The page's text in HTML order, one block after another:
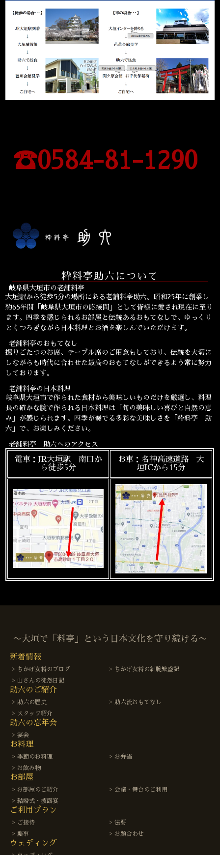
☎0584-81-1290
粋料亭助六について
岐阜県大垣市の老舗料亭
大垣駅から徒歩5分の場所にある老舗料亭助六。昭和25年に創業し
約65年間「岐阜県大垣市の応接間」として皆様に愛され現在に至り
ます。四季を感じられるお部屋と伝統あるおもてなしで、ゆっくり
とくつろぎながら日本料理とお酒を楽しんでいただけます。
老舗料亭のおもてなし
掘りごたつのお席、テーブル席のご用意もしており、伝統を大切に
しながらも時代に合わせた最高のおもてなしができるよう常に努力
しております。
老舗料亭の日本料理
岐阜県大垣市で作られた食材から美味しいものだけを厳選し、料理
長の確かな腕で作られる日本料理は「旬の美味しい喜びと自然の恵
み」が感じられます。四季が奏でる多彩な美味しさを「粋料亭 助
六」で、お楽しみください。
老舗料亭 助六へのアクセス
電車：JR大垣駅 南口か
ら徒歩5分
お車：名神高速道路 大
垣ICから15分
〜大垣で「料亭」という日本文化を守り続ける〜
新着情報
ちかげ女将のブログ
ちかげ女将の細腕繁盛記
山さんの徒然日記
助六のご紹介
助六の歴史
助六流おもてなし
スタッフ紹介
助六の忘年会
宴会
お料理
季節のお料理
お弁当
お飲み物
お部屋
お部屋のご紹介
会議・舞台のご利用
結婚式・披露宴
ご利用プラン
ご接待
法要
慶事
お顔合わせ
ウェディング